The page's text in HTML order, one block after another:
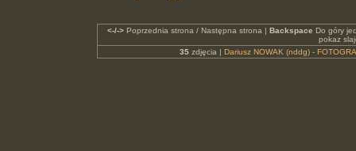
<-/->Poprzednia strona / Następna strona | Backspace Do góry
pokaz
35 zdjęcia | Dariusz NOWAK (nddg) -